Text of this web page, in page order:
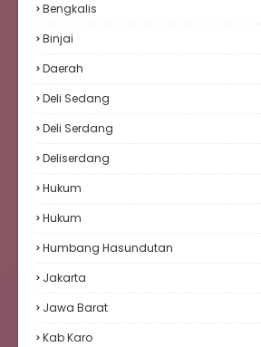
Bengkalis
Binjai
Daerah
Deli Sedang
Deli Serdang
Deliserdang
Hukum
Hukum
Humbang Hasundutan
Jakarta
Jawa Barat
Kab Karo